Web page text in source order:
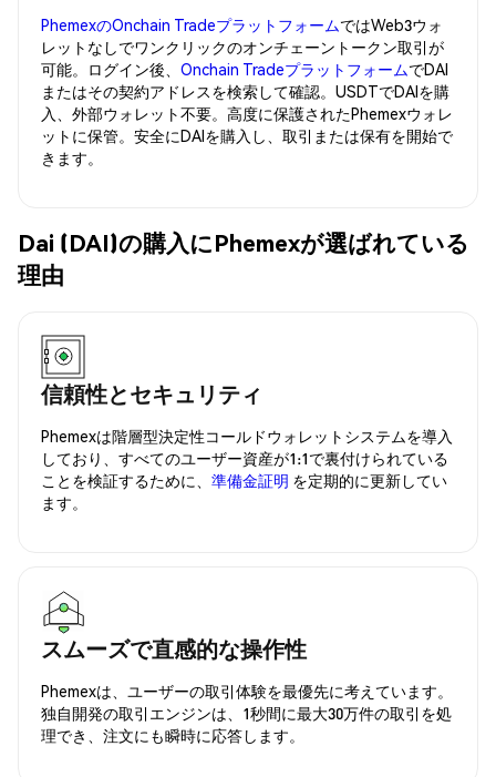
PhemexのOnchain TradeプラットフォームではWeb3ウォ
レットなしでワンクリックのオンチェーントークン取引が
可能。ログイン後、 Onchain TradeプラットフォームでDAI
またはその契約アドレスを検索して確認。USDTでDAIを購
入、外部ウォレット不要。高度に保護されたPhemexウォレ
ットに保管。安全にDAIを購入し、取引または保有を開始で
きます。
Dai (DAI)の購入にPhemexが選ばれている
理由
信頼性とセキュリティ
Phemexは階層型決定性コールドウォレットシステムを導入
しており、すべてのユーザー資産が1:1で裏付けられている
ことを検証するために、 準備金証明 を定期的に更新してい
ます。
スムーズで直感的な操作性
Phemexは、ユーザーの取引体験を最優先に考えています。
独自開発の取引エンジンは、1秒間に最大30万件の取引を処
理でき、注文にも瞬時に応答します。